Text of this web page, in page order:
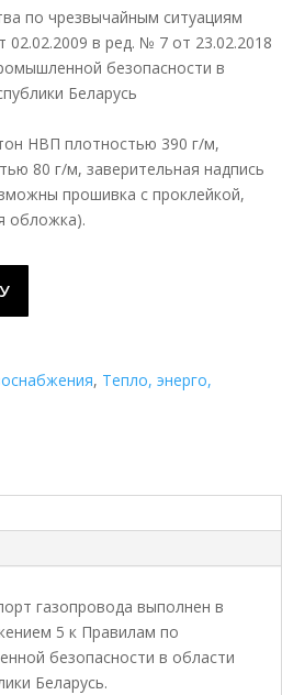
по чрезвычайным ситуациям
02.02.2009 в ред. № 7 от 23.02.2018
безопасности в
Беларусь
НВП плотностью 390 г/м,
80 г/м, заверительная надпись
прошивка с проклейкой,
обложка).
, Тепло, энерго,
газопровода выполнен в
5 к Правилам по
безопасности в области
Беларусь.